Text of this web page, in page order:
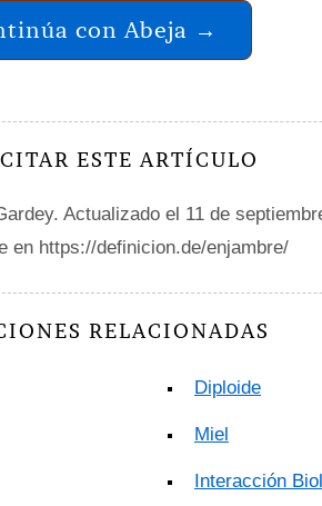
con Abeja →
ESTE ARTÍCULO
Actualizado el 11 de
en https://definicion.de/enjambre/
RELACIONADAS
Diploide
Miel
Interacción